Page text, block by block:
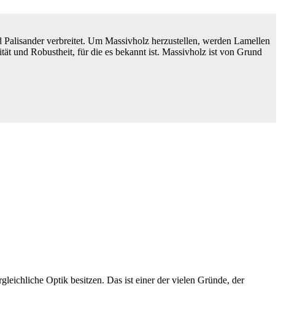
verbreitet. Um Massivholz herzustellen, werden Lamellen
und Robustheit, für die es bekannt ist. Massivholz ist von Grund
Optik besitzen. Das ist einer der vielen Gründe, der